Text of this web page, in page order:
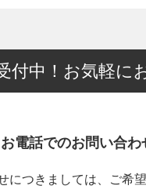
付中！お気軽に
お電話でのお問い合わ
につきましては、ご希